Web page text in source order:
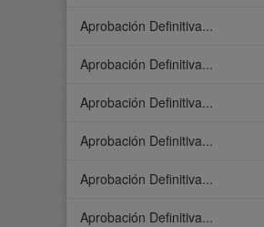
Aprobación Definitiva...
Aprobación Definitiva...
Aprobación Definitiva...
Aprobación Definitiva...
Aprobación Definitiva...
Aprobación Definitiva...